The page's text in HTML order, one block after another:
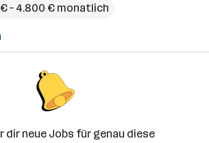
– 4.800 € monatlich
dir neue Jobs für genau diese